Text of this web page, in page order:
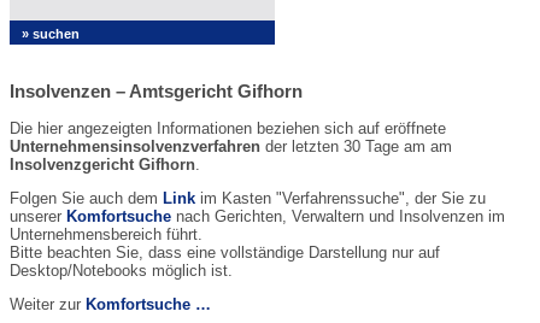
Insolvenzen – Amtsgericht Gifhorn
Die hier angezeigten Informationen beziehen sich auf eröffnete
Unternehmensinsolvenzverfahren der letzten 30 Tage am am
Insolvenzgericht Gifhorn.
Folgen Sie auch dem Link im Kasten "Verfahrenssuche", der Sie zu
unserer Komfortsuche nach Gerichten, Verwaltern und Insolvenzen im
Unternehmensbereich führt.
Bitte beachten Sie, dass eine vollständige Darstellung nur auf
Desktop/Notebooks möglich ist.
Weiter zur Komfortsuche …